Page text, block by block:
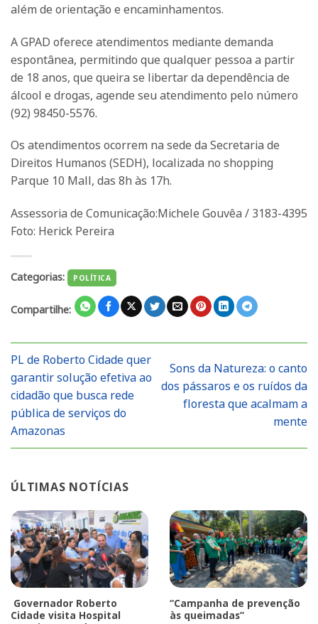
além de orientação e encaminhamentos.
A GPAD oferece atendimentos mediante demanda
espontânea, permitindo que qualquer pessoa a partir
de 18 anos, que queira se libertar da dependência de
álcool e drogas, agende seu atendimento pelo número
(92) 98450-5576.
Os atendimentos ocorrem na sede da Secretaria de
Direitos Humanos (SEDH), localizada no shopping
Parque 10 Mall, das 8h às 17h.
Assessoria de Comunicação:Michele Gouvêa / 3183-4395
Foto: Herick Pereira
Categorias: POLÍTICA
Compartilhe:
PL de Roberto Cidade quer
garantir solução efetiva ao
cidadão que busca rede
pública de serviços do
Amazonas
Sons da Natureza: o canto
dos pássaros e os ruídos da
floresta que acalmam a
mente
ÚLTIMAS NOTÍCIAS
Governador Roberto
Cidade visita Hospital
“Campanha de prevenção
às queimadas”